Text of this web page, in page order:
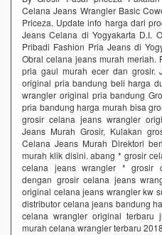
Celana Jeans Wrangler Basic
Priceza. Update info harga dari
Jeans Celana di Yogyakarta D.I.
Pribadi Fashion Pria Jeans di
Obral celana jeans murah meriah.
pria gaul murah ecer dan grosir.
original pria bandung beli harga
wrangler original pria bandung
pria bandung harga murah bisa
grosir celana jeans wrangler
Jeans Murah Grosir, Kulakan
Celana Jeans Murah Direktori
murah klik disini. abang * grosir
celana jeans wrangler * grosir
dengan grosir celana jeans
original celana jeans wrangler kw
distributor celana jeans bandung
celana wrangler original
murah celana wrangler terbaru 2018